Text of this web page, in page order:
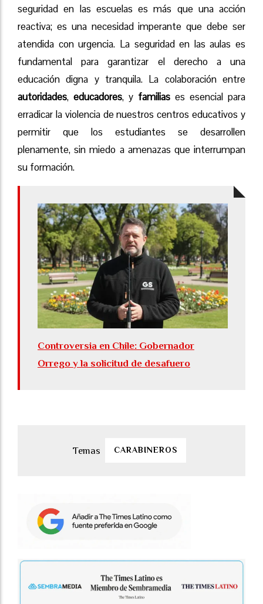
seguridad en las escuelas es más que una acción
reactiva; es una necesidad imperante que debe ser
atendida con urgencia. La seguridad en las aulas es
fundamental para garantizar el derecho a una
educación digna y tranquila. La colaboración entre
autoridades, educadores, y familias es esencial para
erradicar la violencia de nuestros centros educativos y
permitir que los estudiantes se desarrollen
plenamente, sin miedo a amenazas que interrumpan
su formación.
Controversia en Chile: Gobernador
Orrego y la solicitud de desafuero
CARABINEROS